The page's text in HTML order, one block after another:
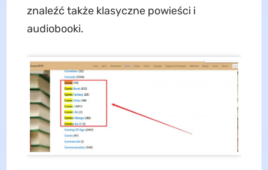
znaleźć także klasyczne powieści i
audiobooki.